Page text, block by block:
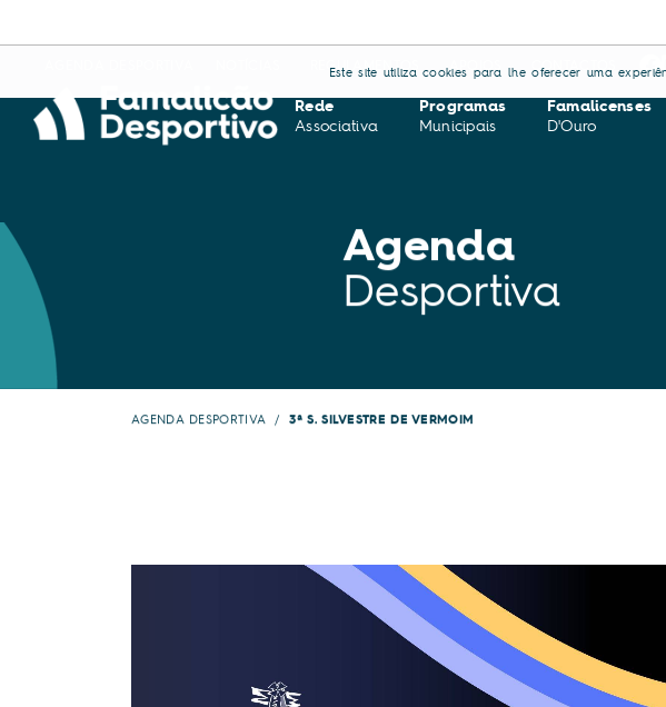
Este site utiliza cookies para lhe oferecer uma
REGULAMENTOS APOIOS CONTACTOS
Rede
Associativa
Programas
Municipais
Famalicenses
D'Ouro
Agenda
Desportiva
AGENDA DESPORTIVA 3ª S. SILVESTRE DE VERMOIM